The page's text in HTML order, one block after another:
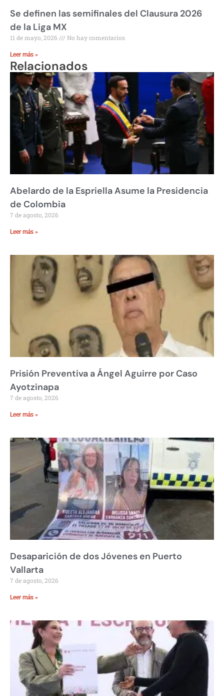
Se definen las semifinales del Clausura 2026
de la Liga MX
11 de mayo, 2026 No hay comentarios
Leer más »
Relacionados
Abelardo de la Espriella Asume la Presidencia
de Colombia
7 de agosto, 2026
Leer más »
Prisión Preventiva a Ángel Aguirre por Caso
Ayotzinapa
7 de agosto, 2026
Leer más »
Desaparición de dos Jóvenes en Puerto
Vallarta
7 de agosto, 2026
Leer más »